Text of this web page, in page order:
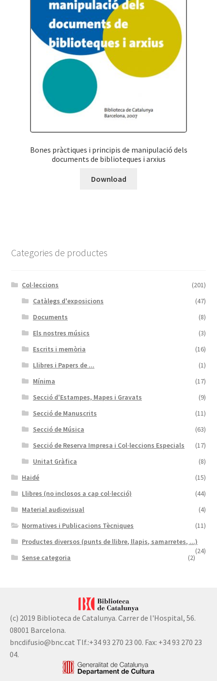
Bones pràctiques i principis de manipulació dels
documents de biblioteques i arxius
Download
Categories de productes
Col·leccions
(201)
Catàlegs d'exposicions
(47)
Documents
(8)
Els nostres músics
(3)
Escrits i memòria
(16)
Llibres i Papers de ...
(1)
Mínima
(17)
Secció d'Estampes, Mapes i Gravats
(9)
Secció de Manuscrits
(11)
Secció de Música
(63)
Secció de Reserva Impresa i Col·leccions Especials
(17)
Unitat Gràfica
(8)
Haidé
(15)
Llibres (no inclosos a cap col·lecció)
(44)
Material audiovisual
(4)
Normatives i Publicacions Tècniques
(11)
Productes diversos (punts de llibre, llapis, samarretes, ...)
(24)
Sense categoria (2)
(c) 2019 Biblioteca de Catalunya. Carrer de l'Hospital, 56.
08001 Barcelona.
bncdifusio@bnc.cat Tlf.:+34 93 270 23 00. Fax: +34 93 270 23
04.